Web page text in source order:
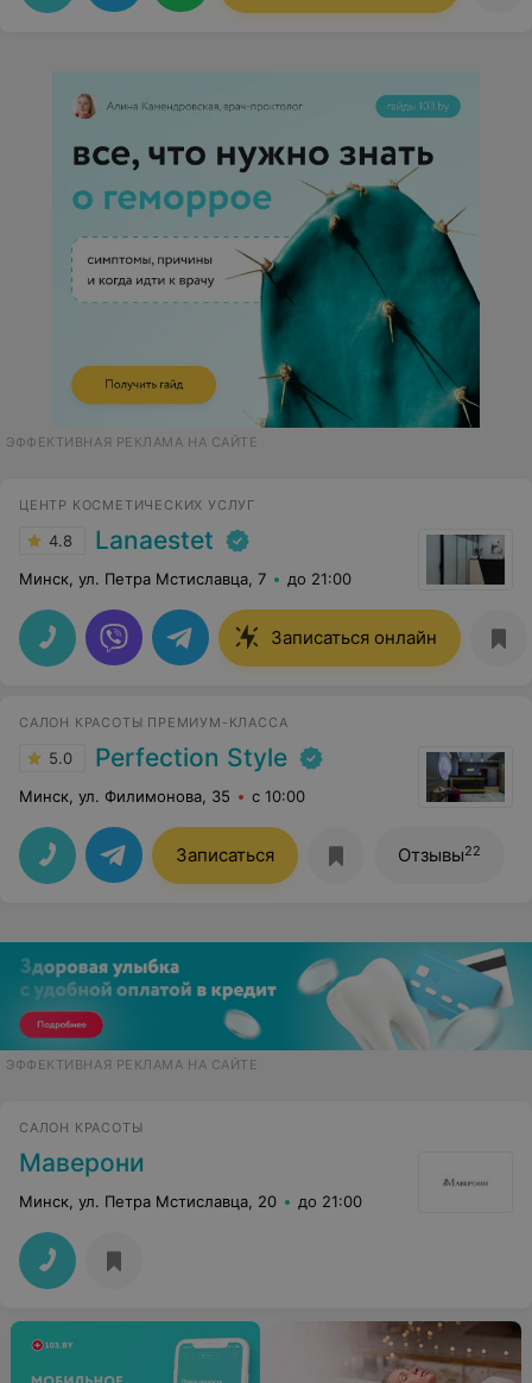
ЭФФЕКТИВНАЯ РЕКЛАМА НА САЙТЕ
ЦЕНТР КОСМЕТИЧЕСКИХ УСЛУГ
4.8 Lanaestet
Минск, ул. Петра Мстиславца, 7 до 21:00
Записаться онлайн
САЛОН КРАСОТЫ ПРЕМИУМ-КЛАССА
5.0 Perfection Style
Минск, ул. Филимонова, 35 с 10:00
Записаться Отзывы22
ЭФФЕКТИВНАЯ РЕКЛАМА НА САЙТЕ
САЛОН КРАСОТЫ
Маверони
Минск, ул. Петра Мстиславца, 20 до 21:00